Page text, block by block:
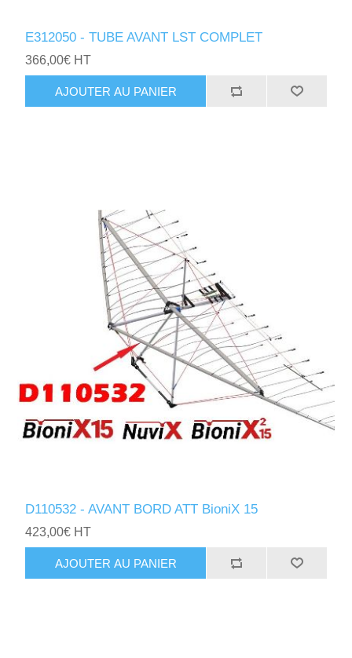
E312050 - TUBE AVANT LST COMPLET
366,00€ HT
AJOUTER AU PANIER
D110532 - AVANT BORD ATT BioniX 15
423,00€ HT
AJOUTER AU PANIER